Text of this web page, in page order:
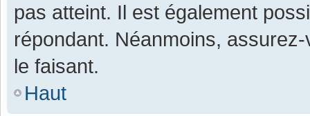
pas atteint. Il est également
répondant. Néanmoins,
le faisant.
Haut